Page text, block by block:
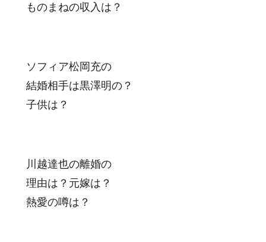
ものまねの収入は？
ソフィア松岡充の
結婚相手は黒澤明の？
子供は？
川越達也の離婚の
理由は？元嫁は？
熱愛の噂は？